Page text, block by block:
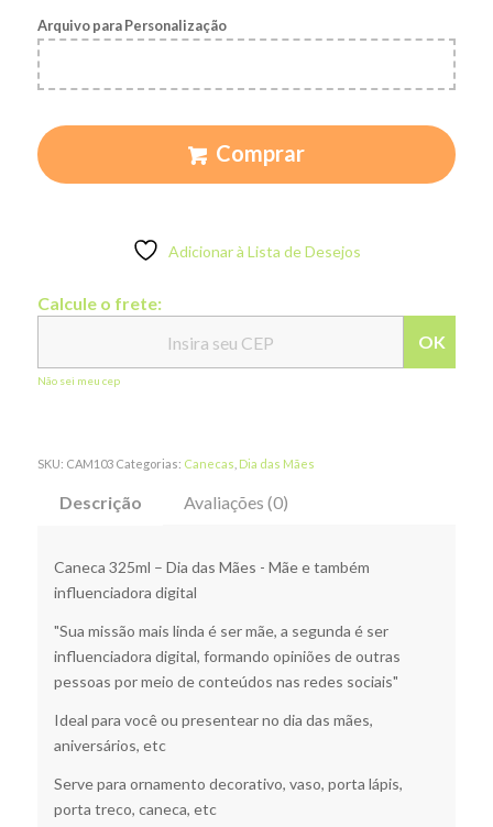
Arquivo para Personalização
Comprar
Adicionar à Lista de Desejos
Calcule o frete:
OK
Não sei meu cep
SKU: CAM103 Categorias: Canecas Dia das Mães
Descrição Avaliações (0)
Caneca 325ml – Dia das Mães - Mãe e também
influenciadora digital
"Sua missão mais linda é ser mãe, a segunda é ser
influenciadora digital, formando opiniões de outras
pessoas por meio de conteúdos nas redes sociais"
Ideal para você ou presentear no dia das mães,
aniversários, etc
Serve para ornamento decorativo, vaso, porta lápis,
porta treco, caneca, etc